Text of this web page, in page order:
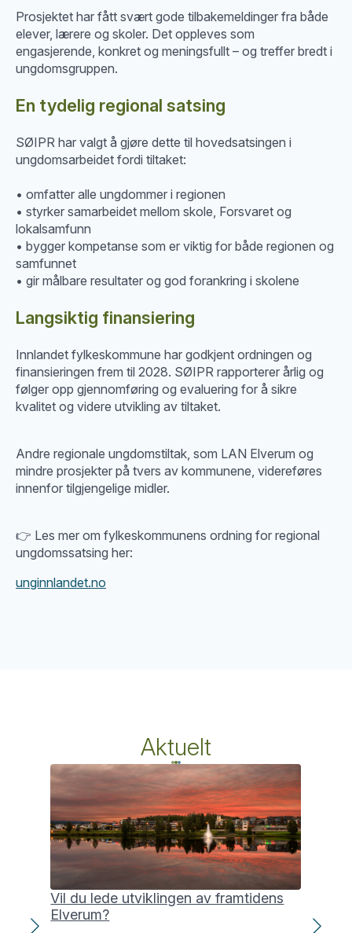
Prosjektet har fått svært gode tilbakemeldinger fra både
elever, lærere og skoler. Det oppleves som
engasjerende, konkret og meningsfullt – og treffer bredt i
ungdomsgruppen.
En tydelig regional satsing
SØIPR har valgt å gjøre dette til hovedsatsingen i
ungdomsarbeidet fordi tiltaket:
• omfatter alle ungdommer i regionen
• styrker samarbeidet mellom skole, Forsvaret og
lokalsamfunn
• bygger kompetanse som er viktig for både regionen og
samfunnet
• gir målbare resultater og god forankring i skolene
Langsiktig finansiering
Innlandet fylkeskommune har godkjent ordningen og
finansieringen frem til 2028. SØIPR rapporterer årlig og
følger opp gjennomføring og evaluering for å sikre
kvalitet og videre utvikling av tiltaket.
Andre regionale ungdomstiltak, som LAN Elverum og
mindre prosjekter på tvers av kommunene, videreføres
innenfor tilgjengelige midler.
👉 Les mer om fylkeskommunens ordning for regional
ungdomssatsing her:
unginnlandet.no
Aktuelt
Vil du lede utviklingen av framtidens
Elverum?